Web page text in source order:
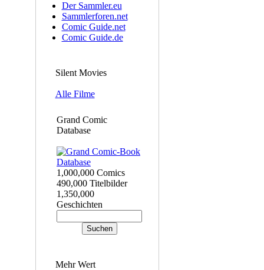
Der Sammler.eu
Sammlerforen.net
Comic Guide.net
Comic Guide.de
Silent Movies
Alle Filme
Grand Comic
Database
1,000,000 Comics
490,000 Titelbilder
1,350,000
Geschichten
Mehr Wert